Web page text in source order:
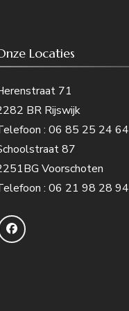
Locaties
71
BR Rijswijk
: 06 85 25 24 64
87
Voorschoten
: 06 21 98 28 94